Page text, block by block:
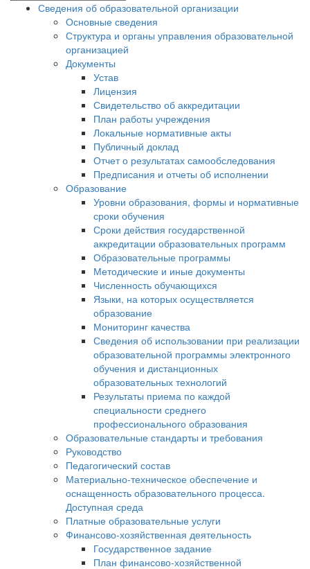
Сведения об образовательной организации
Основные сведения
Структура и органы управления образовательной
организацией
Документы
Устав
Лицензия
Свидетельство об аккредитации
План работы учреждения
Локальные нормативные акты
Публичный доклад
Отчет о результатах самообследования
Предписания и отчеты об исполнении
Образование
Уровни образования, формы и нормативные
сроки обучения
Сроки действия государственной
аккредитации образовательных программ
Образовательные программы
Методические и иные документы
Численность обучающихся
Языки, на которых осуществляется
образование
Мониторинг качества
Сведения об использовании при реализации
образовательной программы электронного
обучения и дистанционных
образовательных технологий
Результаты приема по каждой
специальности среднего
профессионального образования
Образовательные стандарты и требования
Руководство
Педагогический состав
Материально-техническое обеспечение и
оснащенность образовательного процесса.
Доступная среда
Платные образовательные услуги
Финансово-хозяйственная деятельность
Государственное задание
План финансово-хозяйственной